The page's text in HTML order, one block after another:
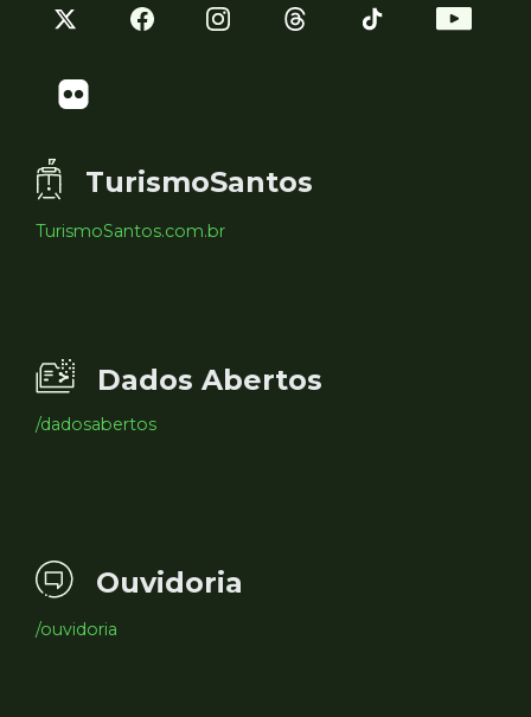
TurismoSantos
TurismoSantos.com.br
Dados Abertos
/dadosabertos
Ouvidoria
/ouvidoria